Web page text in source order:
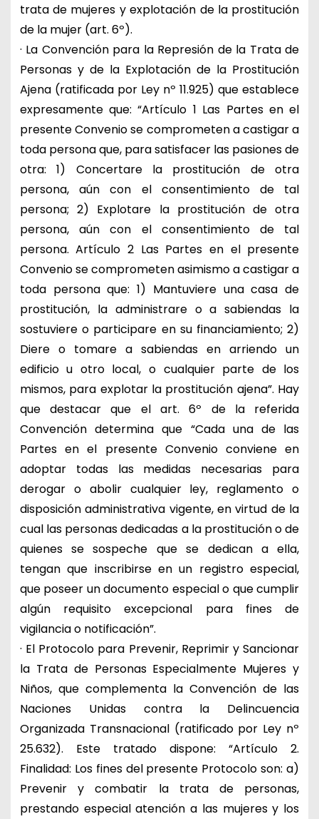
trata de mujeres y explotación de la prostitución
de la mujer (art. 6º).
· La Convención para la Represión de la Trata de
Personas y de la Explotación de la Prostitución
Ajena (ratificada por Ley nº 11.925) que establece
expresamente que: “Artículo 1 Las Partes en el
presente Convenio se comprometen a castigar a
toda persona que, para satisfacer las pasiones de
otra: 1) Concertare la prostitución de otra
persona, aún con el consentimiento de tal
persona; 2) Explotare la prostitución de otra
persona, aún con el consentimiento de tal
persona. Artículo 2 Las Partes en el presente
Convenio se comprometen asimismo a castigar a
toda persona que: 1) Mantuviere una casa de
prostitución, la administrare o a sabiendas la
sostuviere o participare en su financiamiento; 2)
Diere o tomare a sabiendas en arriendo un
edificio u otro local, o cualquier parte de los
mismos, para explotar la prostitución ajena”. Hay
que destacar que el art. 6º de la referida
Convención determina que “Cada una de las
Partes en el presente Convenio conviene en
adoptar todas las medidas necesarias para
derogar o abolir cualquier ley, reglamento o
disposición administrativa vigente, en virtud de la
cual las personas dedicadas a la prostitución o de
quienes se sospeche que se dedican a ella,
tengan que inscribirse en un registro especial,
que poseer un documento especial o que cumplir
algún requisito excepcional para fines de
vigilancia o notificación”.
· El Protocolo para Prevenir, Reprimir y Sancionar
la Trata de Personas Especialmente Mujeres y
Niños, que complementa la Convención de las
Naciones Unidas contra la Delincuencia
Organizada Transnacional (ratificado por Ley nº
25.632). Este tratado dispone: “Artículo 2.
Finalidad: Los fines del presente Protocolo son: a)
Prevenir y combatir la trata de personas,
prestando especial atención a las mujeres y los